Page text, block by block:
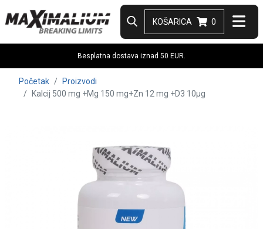
KOŠARICA 0
Besplatna dostava iznad 50 EUR.
Početak
Proizvodi
Kalcij 500 mg +Mg 150 mg+Zn 12 mg +D3 10µg